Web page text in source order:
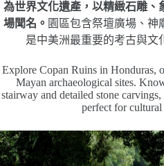
為世界文化遺產，以精緻石雕、
場聞名。 園區包含祭壇廣場、神
是中美洲最重要的考古與文
Explore Copan Ruins in Honduras,
Mayan archaeological sites.
stairway and detailed stone
perfect for cultural